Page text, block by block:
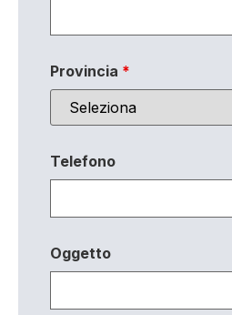
Provincia *
Telefono
Oggetto